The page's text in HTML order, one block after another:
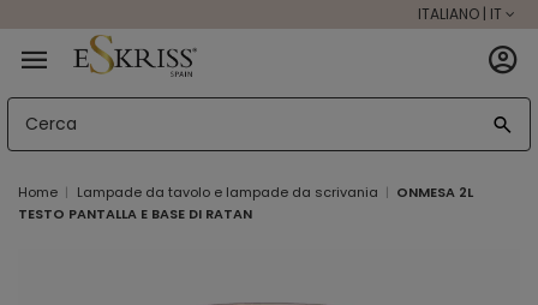
ITALIANO | IT
Home Lampade da tavolo e lampade da scrivania
ONMESA 2L
TESTO PANTALLA E BASE DI RATAN